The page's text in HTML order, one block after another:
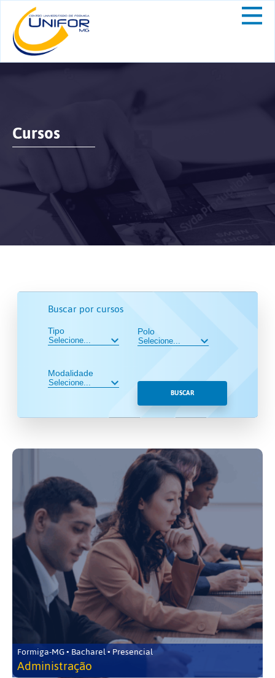
Cursos
Buscar por cursos
Tipo
Modalidade
Polo
BUSCAR
Formiga-MG • Bacharel • Presencial
Administração